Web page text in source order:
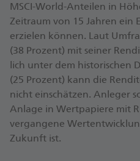
MSCI-​World-​Anteilen in
Zeit­raum von 15 Jah­ren ein
er­zie­len kön­nen. Laut
(38 Pro­zent) mit sei­ner
lich unter dem his­to­ri­schen
(25 Pro­zent) kann die
nicht ein­schät­zen. An­le­ger
An­la­ge in Wert­pa­pie­re mit
ver­gan­ge­ne
Zu­kunft ist.